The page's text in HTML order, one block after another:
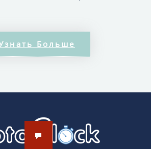
пластика и алюминия
корпуса. Применение
имеется электронный
удобства и
Больше